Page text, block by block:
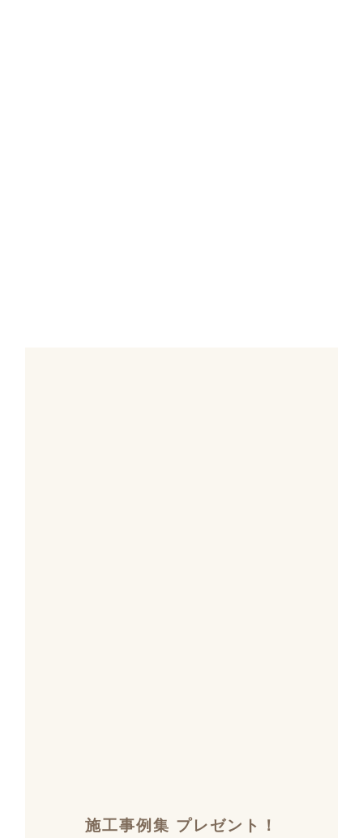
施工事例集 プレゼント！